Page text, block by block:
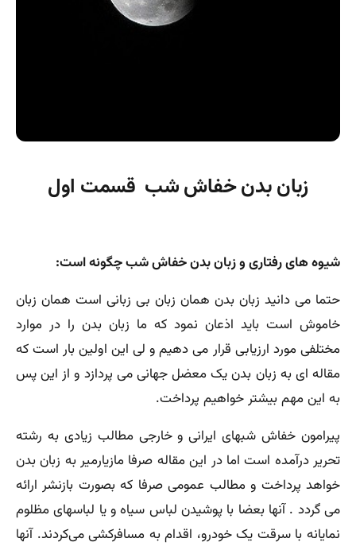
زبان بدن خفاش شب قسمت اول
شیوه های رفتاری و زبان بدن خفاش شب چگونه است:
حتما می دانید زبان بدن همان زبان بی زبانی است همان زبان
خاموش است باید اذعان نمود که ما زبان بدن را در موارد
مختلفی مورد ارزیابی قرار می دهیم و لی این اولین بار است که
مقاله ای به زبان بدن یک معضل جهانی می پردازد و از این پس
به این مهم بیشتر خواهیم پرداخت.
پیرامون خفاش شبهای ایرانی و خارجی مطالب زیادی به رشته
تحریر درآمده است اما در این مقاله صرفا مازیارمیر به زبان بدن
خواهد پرداخت و مطالب عمومی صرفا که بصورت بازنشر ارائه
می گردد . آنها بعضا با پوشیدن لباس سیاه و یا لباسهای مظلوم
نمایانه با سرقت یک خودرو، اقدام به مسافرکشی می‌کردند. آنها